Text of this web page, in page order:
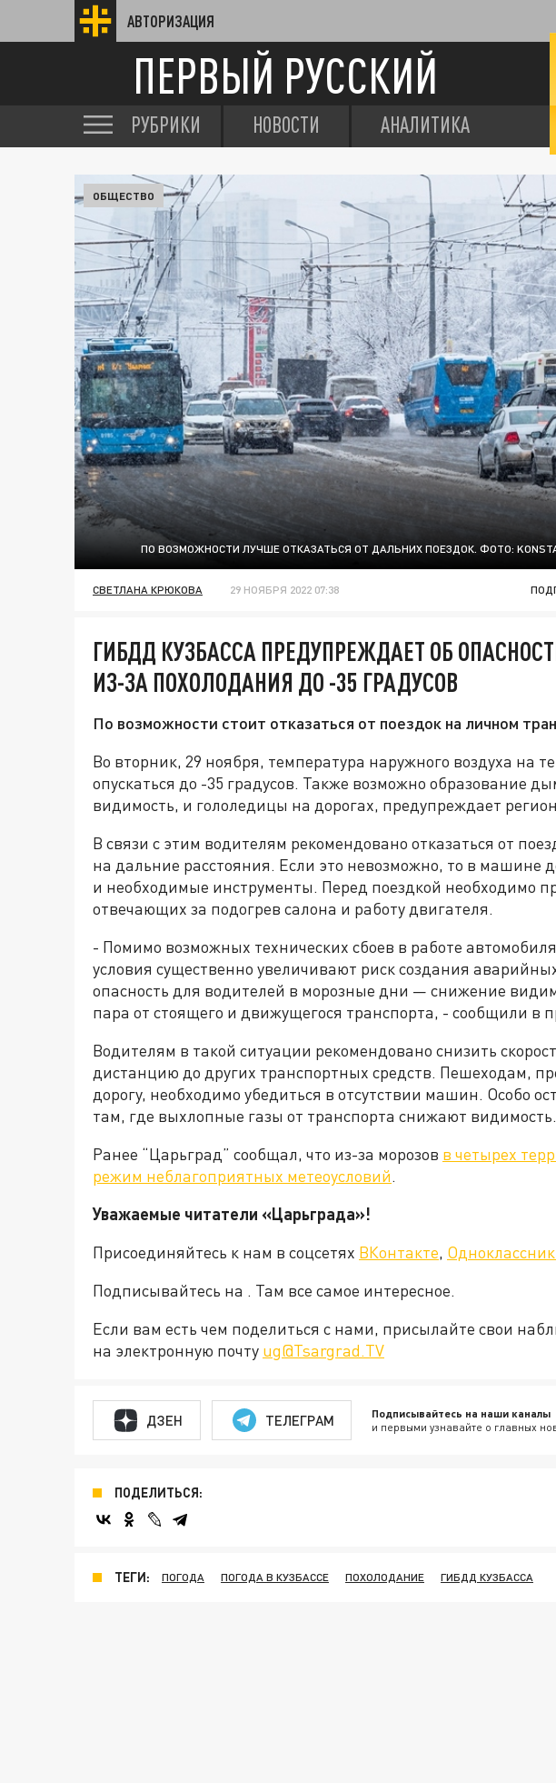
АВТОРИЗАЦИЯ
ПЕРВЫЙ РУССКИЙ
РУБРИКИ НОВОСТИ АНАЛИТИКА
ПО ВОЗМОЖНОСТИ ЛУЧШЕ ОТКАЗАТЬСЯ ОТ ДАЛЬНИХ ПОЕЗДОК. ФОТО:
ОБЩЕСТВО
СВЕТЛАНА КРЮКОВА 29 НОЯБРЯ 2022 07:38
ГИБДД КУЗБАССА ПРЕДУПРЕЖДАЕТ ОБ
ИЗ-ЗА ПОХОЛОДАНИЯ ДО -35 ГРАДУСОВ
По возможности стоит отказаться от поездок на личном
Во вторник, 29 ноября, температура наружного воздуха на
опускаться до -35 градусов. Также возможно образование
видимость, и гололедицы на дорогах, предупреждает
В связи с этим водителям рекомендовано отказаться от
на дальние расстояния. Если это невозможно, то в
и необходимые инструменты. Перед поездкой необходимо
отвечающих за подогрев салона и работу двигателя.
- Помимо возможных технических сбоев в работе
условия существенно увеличивают риск создания
опасность для водителей в морозные дни — снижение
пара от стоящего и движущегося транспорта, - сообщили в
Водителям в такой ситуации рекомендовано снизить
дистанцию до других транспортных средств. Пешеходам,
дорогу, необходимо убедиться в отсутствии машин. Особо
там, где выхлопные газы от транспорта снижают видимость.
Ранее “Царьград” сообщал, что из-за морозов в четырех
режим неблагоприятных метеоусловий.
Уважаемые читатели «Царьграда»!
Присоединяйтесь к нам в соцсетях ВКонтакте,
Подписывайтесь на . Там все самое интересное.
Если вам есть чем поделиться с нами, присылайте свои
на электронную почту ug@Tsargrad.TV
ДЗЕН ТЕЛЕГРАМ Подписывайтесь на наши каналы
и первыми узнавайте о главных
ПОДЕЛИТЬСЯ:
ТЕГИ: ПОГОДА ПОГОДА В КУЗБАССЕ ПОХОЛОДАНИЕ ГИБДД КУЗБАССА